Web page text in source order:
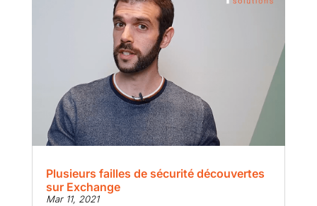
Plusieurs failles de sécurité découvertes
sur Exchange
Mar 11, 2021